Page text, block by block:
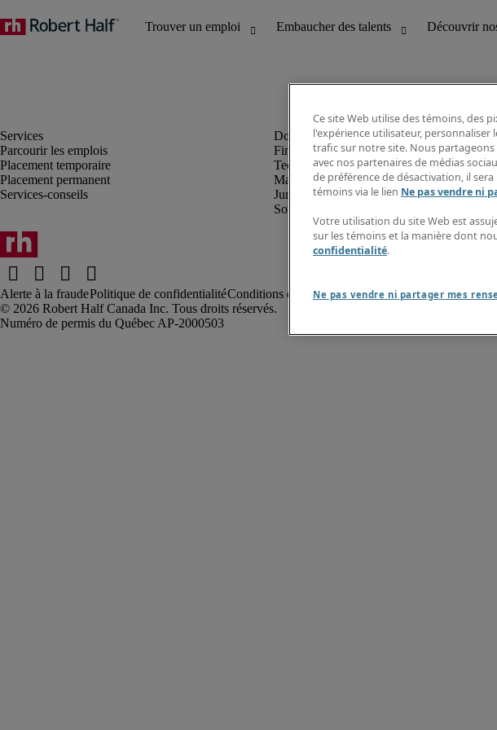
Parcourir les emplois
Placement temporaire
Placement permanent
Services-conseils
Finance et comptabilité
Technologie
Marketing et création
Juridique
Soutien administratif et à la clientèle
Alerte à la fraudePolitique de confidentialitéConditions d’utilisation Rapport sur l'esclavage
Robert Half Canada Inc. Tous droits réservés.
Ce site Web utilise des témoins, des
l'expérience utilisateur, personnaliser
trafic sur notre site. Nous
avec nos partenaires de médias
de préférence de désactivation, il
témoins via le lien Ne pas vendre ni
Votre utilisation du site Web est
sur les témoins et la manière dont
confidentialité.
Ne pas vendre ni partager mes